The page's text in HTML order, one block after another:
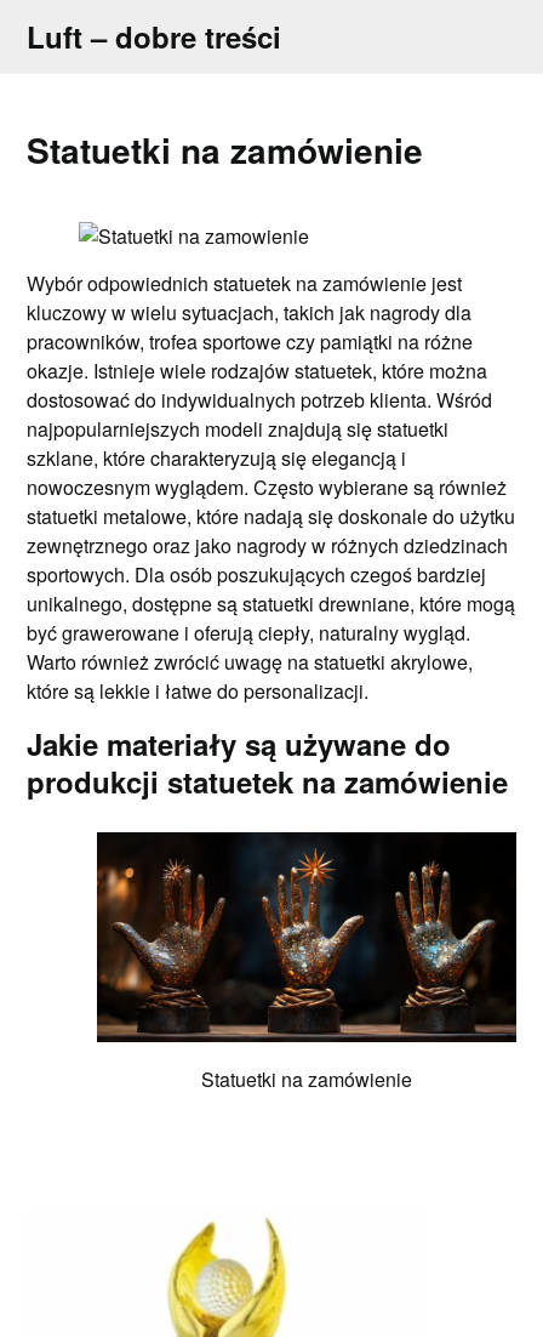
Luft – dobre treści
Statuetki na zamówienie
Wybór odpowiednich statuetek na zamówienie jest
kluczowy w wielu sytuacjach, takich jak nagrody dla
pracowników, trofea sportowe czy pamiątki na różne
okazje. Istnieje wiele rodzajów statuetek, które można
dostosować do indywidualnych potrzeb klienta. Wśród
najpopularniejszych modeli znajdują się statuetki
szklane, które charakteryzują się elegancją i
nowoczesnym wyglądem. Często wybierane są również
statuetki metalowe, które nadają się doskonale do użytku
zewnętrznego oraz jako nagrody w różnych dziedzinach
sportowych. Dla osób poszukujących czegoś bardziej
unikalnego, dostępne są statuetki drewniane, które mogą
być grawerowane i oferują ciepły, naturalny wygląd.
Warto również zwrócić uwagę na statuetki akrylowe,
które są lekkie i łatwe do personalizacji.
Jakie materiały są używane do
produkcji statuetek na zamówienie
Statuetki na zamówienie